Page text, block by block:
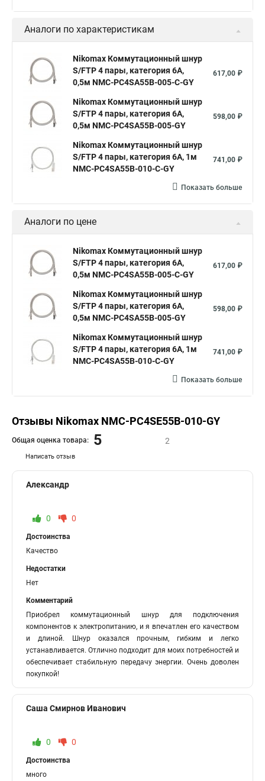
Аналоги по характеристикам
Nikomax Коммутационный шнур
S/FTP 4 пары, категория 6A,
0,5м NMC-PC4SA55B-005-C-GY
617,00 ₽
Nikomax Коммутационный шнур
S/FTP 4 пары, категория 6A,
0,5м NMC-PC4SA55B-005-GY
598,00 ₽
Nikomax Коммутационный шнур
S/FTP 4 пары, категория 6A, 1м
NMC-PC4SA55B-010-C-GY
741,00 ₽
Показать больше
Аналоги по цене
Nikomax Коммутационный шнур
S/FTP 4 пары, категория 6A,
0,5м NMC-PC4SA55B-005-C-GY
617,00 ₽
Nikomax Коммутационный шнур
S/FTP 4 пары, категория 6A,
0,5м NMC-PC4SA55B-005-GY
598,00 ₽
Nikomax Коммутационный шнур
S/FTP 4 пары, категория 6A, 1м
NMC-PC4SA55B-010-C-GY
741,00 ₽
Показать больше
Отзывы Nikomax NMC-PC4SE55B-010-GY
Написать отзыв
Общая оценка товара: 5 2
Александр
0 0
Достоинства
Качество
Недостатки
Нет
Комментарий
Приобрел коммутационный шнур для подключения
компонентов к электропитанию, и я впечатлен его качеством
и длиной. Шнур оказался прочным, гибким и легко
устанавливается. Отлично подходит для моих потребностей и
обеспечивает стабильную передачу энергии. Очень доволен
покупкой!
Саша Смирнов Иванович
0 0
Достоинства
много